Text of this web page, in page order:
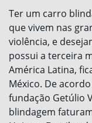
Ter um carro
que vivem nas
violência, e
possui a terceira
América Latina,
México. De
fundação Getúlio
blindagem